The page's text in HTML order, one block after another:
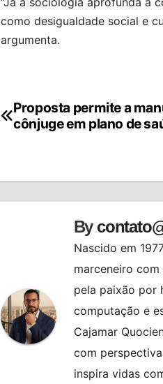
como desigualdade social e
argumenta.
Navegação
Proposta permite a
cônjuge em plano de
By
Nascido em
marceneiro
pela paixão por
computação e
Cajamar
com
inspira vidas